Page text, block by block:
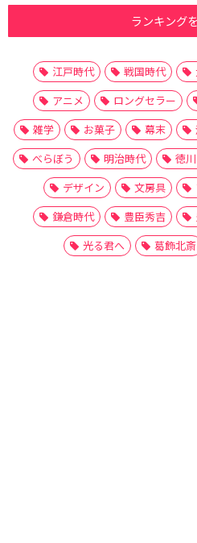
ランキング
江戸時代 戦国時代
アニメ
ロングセラー
雑学
お菓子 幕末
べらぼう
明治時代 徳
デザイン
文房具
鎌倉時代
豊臣秀吉
光る君へ
葛飾北斎